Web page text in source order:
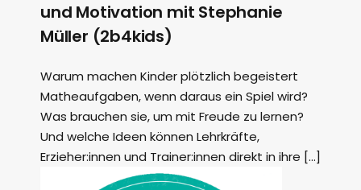
und Motivation mit Stephanie
Müller (2b4kids)
Warum machen Kinder plötzlich begeistert
Matheaufgaben, wenn daraus ein Spiel wird?
Was brauchen sie, um mit Freude zu lernen?
Und welche Ideen können Lehrkräfte,
Erzieher:innen und Trainer:innen direkt in ihre […]